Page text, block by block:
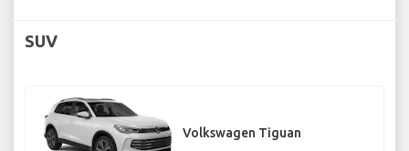
SUV
Volkswagen Tiguan